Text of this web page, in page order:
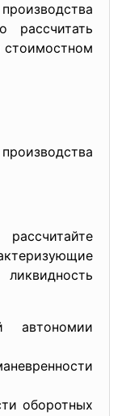
рассчитать
стоимостном
автономии
оборотных